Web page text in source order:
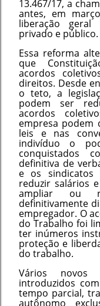
13.467/17, a
antes, em
liberação geral
privado e público.
Essa reforma
que
acordos
direitos. Desde
o teto, a
podem ser
acordos
empresa podem
leis e nas
indivíduo o
conquistados
definitiva de
e os sindicatos
reduzir salários
ampliar ou
definitivamente
empregador. O
do Trabalho foi
ter inúmeros
proteção e
do trabalho.
Vários
introduzidos
tempo parcial,
autônomo